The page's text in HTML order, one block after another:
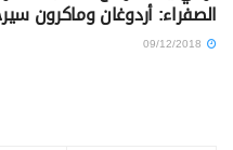
الصفراء: أردوغان وماكرون